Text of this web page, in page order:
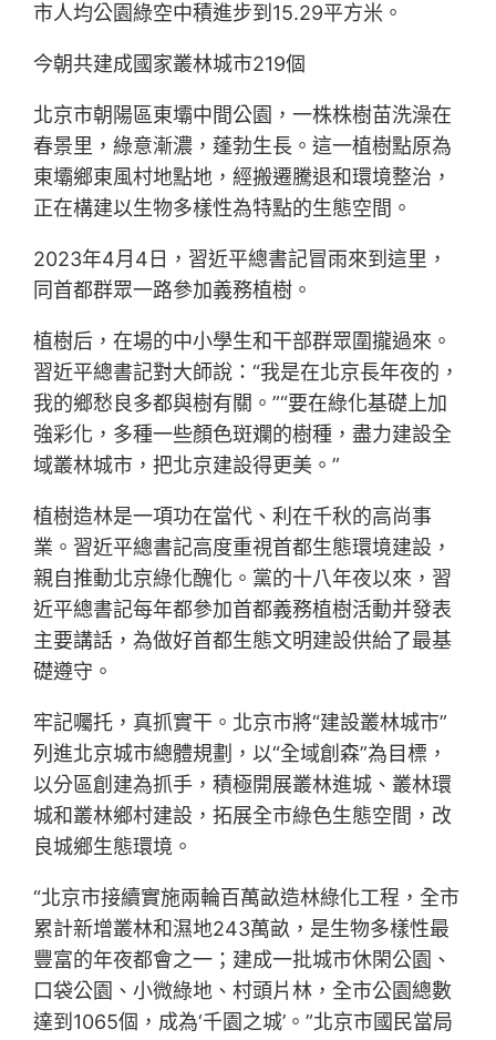
市人均公園綠空中積進步到15.29平方米。
今朝共建成國家叢林城市219個
北京市朝陽區東壩中間公園，一株株樹苗洗澡在
春景里，綠意漸濃，蓬勃生長。這一植樹點原為
東壩鄉東風村地點地，經搬遷騰退和環境整治，
正在構建以生物多樣性為特點的生態空間。
2023年4月4日，習近平總書記冒雨來到這里，
同首都群眾一路參加義務植樹。
植樹后，在場的中小學生和干部群眾圍攏過來。
習近平總書記對大師說：“我是在北京長年夜的，
我的鄉愁良多都與樹有關。”“要在綠化基礎上加
強彩化，多種一些顏色斑斕的樹種，盡力建設全
域叢林城市，把北京建設得更美。”
植樹造林是一項功在當代、利在千秋的高尚事
業。習近平總書記高度重視首都生態環境建設，
親自推動北京綠化醜化。黨的十八年夜以來，習
近平總書記每年都參加首都義務植樹活動并發表
主要講話，為做好首都生態文明建設供給了最基
礎遵守。
牢記囑托，真抓實干。北京市將“建設叢林城市”
列進北京城市總體規劃，以“全域創森”為目標，
以分區創建為抓手，積極開展叢林進城、叢林環
城和叢林鄉村建設，拓展全市綠色生態空間，改
良城鄉生態環境。
“北京市接續實施兩輪百萬畝造林綠化工程，全市
累計新增叢林和濕地243萬畝，是生物多樣性最
豐富的年夜都會之一；建成一批城市休閑公園、
口袋公園、小微綠地、村頭片林，全市公園總數
達到1065個，成為‘千園之城’。”北京市國民當局